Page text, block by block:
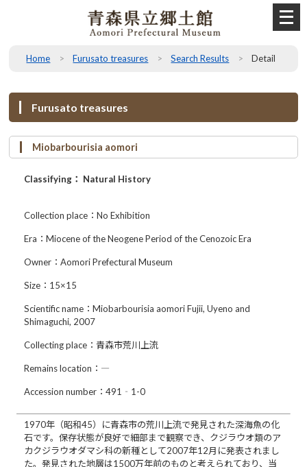
メ
ニ
を
Home Furusato treasures Search Results Detail
Furusato treasures
Miobarbourisia aomori
Classifying： Natural History
Collection place：No Exhibition
Era：Miocene of the Neogene Period of the Cenozoic Era
Owner：Aomori Prefectural Museum
Size：15×15
Scientific name：Miobarbourisia aomori Fujii, Uyeno and
Shimaguchi, 2007
Collecting place：青森市荒川上流
Remains location：―
Accession number：491‐1-0
1970年（昭和45）に青森市の荒川上流で発見された深海魚の化
石です。保存状態が良好で細部まで観察でき、クジラウオ類のア
カクジラウオダマシ科の新種として2007年12月に発表されまし
た。発見された地層は1500万年前のものと考えられており、当